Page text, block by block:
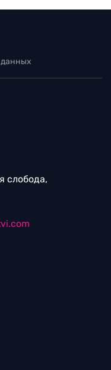
слобода,